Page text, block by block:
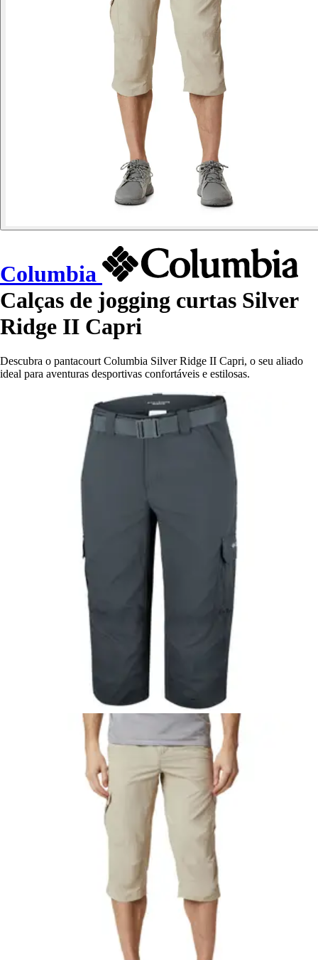
Columbia
Calças de jogging curtas Silver
Ridge II Capri
Descubra o pantacourt Columbia Silver Ridge II Capri, o seu aliado
ideal para aventuras desportivas confortáveis e estilosas.